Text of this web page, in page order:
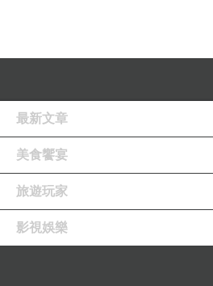
最新文章
美食饗宴
旅遊玩家
影視娛樂